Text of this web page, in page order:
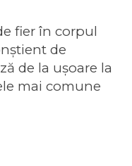
fier în corpul
de
de la ușoare la
mai comune